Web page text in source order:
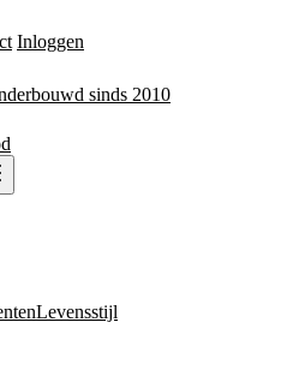
Inloggen
sinds 2010
Levensstijl